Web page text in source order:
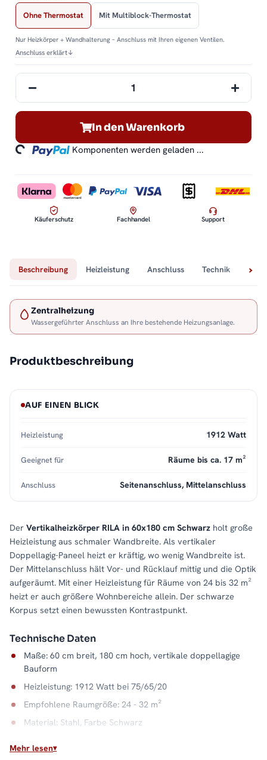
Ohne Thermostat Mit Multiblock-Thermostat
Nur Heizkörper + Wandhalterung – Anschluss mit Ihren eigenen Ventilen.
Anschluss erklärt↓
In den Warenkorb
Komponenten werden geladen ...
Käuferschutz Fachhandel Support
Beschreibung Heizleistung Anschluss Technik
Zentralheizung
Wassergeführter Anschluss an Ihre bestehende Heizungsanlage.
Produktbeschreibung
Der Vertikalheizkörper RILA in 60x180 cm Schwarz holt große
Heizleistung aus schmaler Wandbreite. Als vertikaler
Doppellagig-Paneel heizt er kräftig, wo wenig Wandbreite ist.
Der Mittelanschluss hält Vor- und Rücklauf mittig und die Optik
aufgeräumt. Mit einer Heizleistung für Räume von 24 bis 32 m²
heizt er auch größere Wohnbereiche allein. Der schwarze
Korpus setzt einen bewussten Kontrastpunkt.
Technische Daten
Maße: 60 cm breit, 180 cm hoch, vertikale doppellagige
Bauform
Heizleistung: 1912 Watt bei 75/65/20
Empfohlene Raumgröße: 24 - 32 m²
Material: Stahl, Farbe Schwarz
AUF EINEN BLICK
Heizleistung 1912 Watt
Geeignet für Räume bis ca. 17 m²
Anschluss Seitenanschluss, Mittelanschluss
Mehr lesen